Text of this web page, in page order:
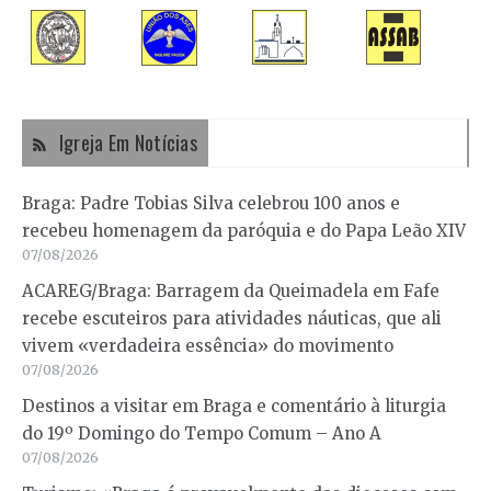
Igreja Em Notícias
Braga: Padre Tobias Silva celebrou 100 anos e
recebeu homenagem da paróquia e do Papa Leão XIV
07/08/2026
ACAREG/Braga: Barragem da Queimadela em Fafe
recebe escuteiros para atividades náuticas, que ali
vivem «verdadeira essência» do movimento
07/08/2026
Destinos a visitar em Braga e comentário à liturgia
do 19º Domingo do Tempo Comum – Ano A
07/08/2026